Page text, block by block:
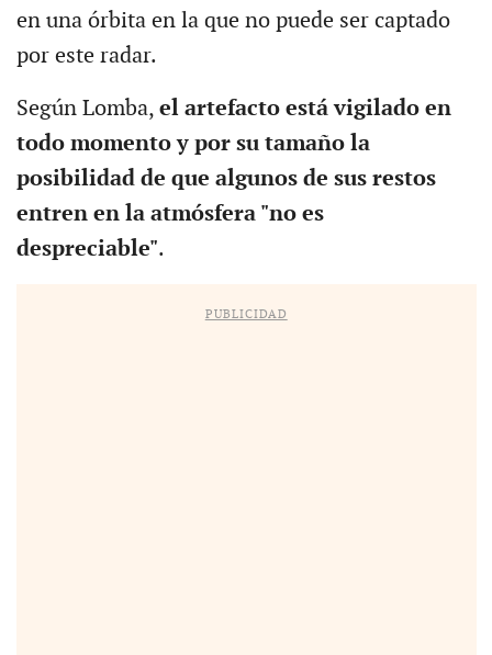
en una órbita en la que no puede ser captado
por este radar.
Según Lomba, el artefacto está vigilado en
todo momento y por su tamaño la
posibilidad de que algunos de sus restos
entren en la atmósfera "no es
despreciable".
PUBLICIDAD